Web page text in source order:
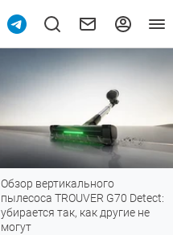
Обзор вертикального
пылесоса TROUVER G70 Detect:
убирается так, как другие не
могут